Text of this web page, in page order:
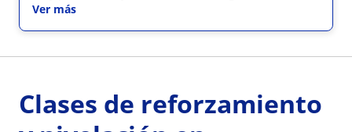
Ver más
Clases de reforzamiento